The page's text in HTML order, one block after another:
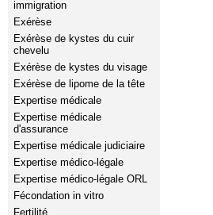
immigration
Exérèse
Exérèse de kystes du cuir
chevelu
Exérèse de kystes du visage
Exérèse de lipome de la tête
Expertise médicale
Expertise médicale
d'assurance
Expertise médicale judiciaire
Expertise médico-légale
Expertise médico-légale ORL
Fécondation in vitro
Fertilité